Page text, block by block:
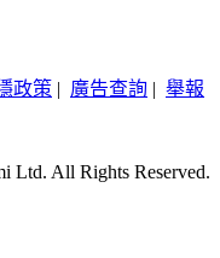
政策 | 廣告查詢 | 舉報
Ltd. All Rights Reserved.